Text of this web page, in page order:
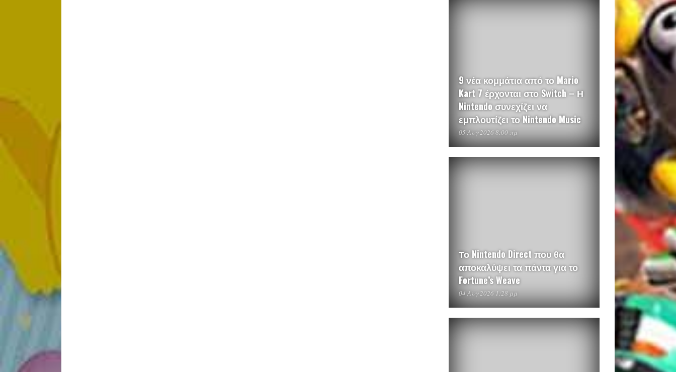
9 νέα κομμάτια από το Mario
Kart 7 έρχονται στο Switch – Η
Nintendo συνεχίζει να
εμπλουτίζει το Nintendo Music
05 Αυγ 2026 8:00 πμ
Το Nintendo Direct που θα
αποκαλύψει τα πάντα για το
Fortune’s Weave
04 Αυγ 2026 1:28 μμ